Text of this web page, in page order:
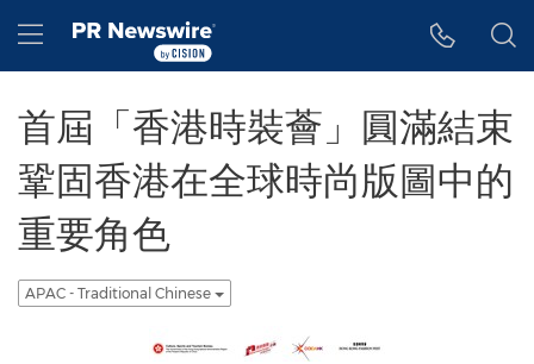
Hamburger menu
首屆「香港時裝薈」圓滿結束
鞏固香港在全球時尚版圖中的
重要角色
APAC - Traditional Chinese